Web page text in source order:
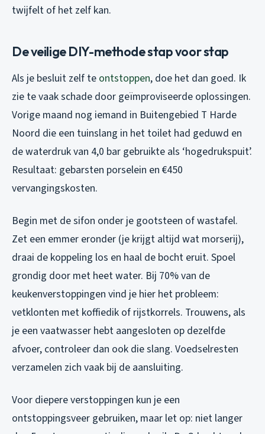
twijfelt of het zelf kan.
De veilige DIY-methode stap voor stap
Als je besluit zelf te ontstoppen, doe het dan goed. Ik
zie te vaak schade door geïmproviseerde oplossingen.
Vorige maand nog iemand in Buitengebied T Harde
Noord die een tuinslang in het toilet had geduwd en
de waterdruk van 4,0 bar gebruikte als ‘hogedrukspuit’.
Resultaat: gebarsten porselein en €450
vervangingskosten.
Begin met de sifon onder je gootsteen of wastafel.
Zet een emmer eronder (je krijgt altijd wat morserij),
draai de koppeling los en haal de bocht eruit. Spoel
grondig door met heet water. Bij 70% van de
keukenverstoppingen vind je hier het probleem:
vetklonten met koffiedik of rijstkorrels. Trouwens, als
je een vaatwasser hebt aangesloten op dezelfde
afvoer, controleer dan ook die slang. Voedselresten
verzamelen zich vaak bij de aansluiting.
Voor diepere verstoppingen kun je een
ontstoppingsveer gebruiken, maar let op: niet langer